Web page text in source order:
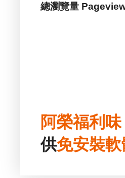
總瀏覽量
阿榮福利味
供免安裝軟